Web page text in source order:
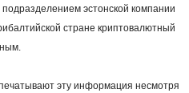
эстонской компании
стране криптовалютный
эту информация несмотря